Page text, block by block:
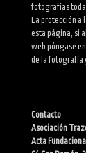
fotografías toda
La protección a
esta página, si
web póngase
de la fotografía
Contacto
Asociación
Acta